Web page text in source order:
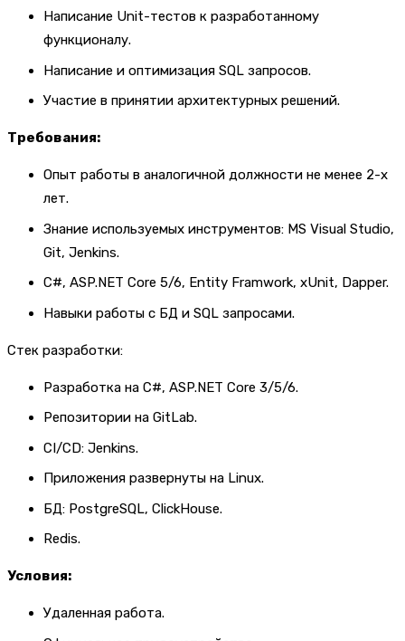
Написание Unit-тестов к разработанному
функционалу.
Написание и оптимизация SQL запросов.
Участие в принятии архитектурных решений.
Требования:
Опыт работы в аналогичной должности не менее 2-х
лет.
Знание используемых инструментов: MS Visual Studio,
Git, Jenkins.
C#, ASP.NET Core 5/6, Entity Framwork, xUnit, Dapper.
Навыки работы с БД и SQL запросами.
Стек разработки:
Разработка на C#, ASP.NET Core 3/5/6.
Репозитории на GitLab.
CI/CD: Jenkins.
Приложения развернуты на Linux.
БД: PostgreSQL, ClickHouse.
Redis.
Условия:
Удаленная работа.